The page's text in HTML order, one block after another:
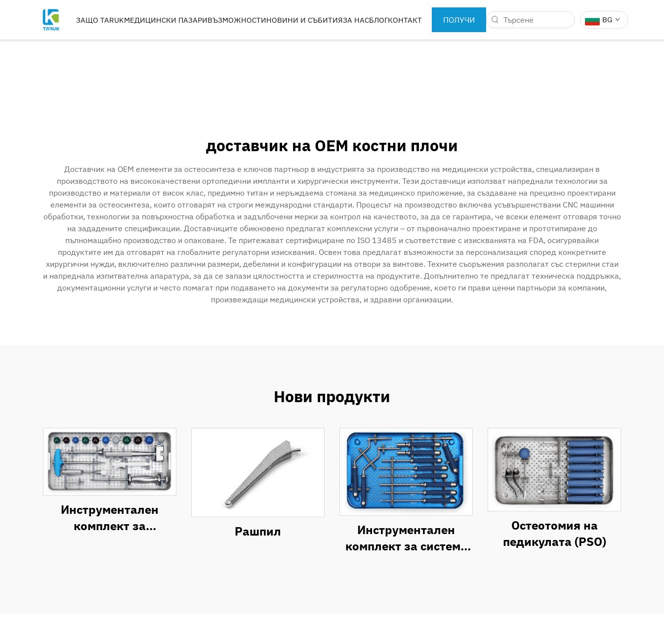
ЗАЩО TARUKМЕДИЦИНСКИ ПАЗАРИ
ИМПЛАНТИ МАШИННИ КУТИИ И ПЛОТОВЕ
ВЪЗМОЖНОСТИНОВИНИ И СЪБИТИЯЗА НАСБЛОГКОНТАКТ ПОЛУЧИ BG
доставчик на OEM костни плочи
Доставчик на OEM елементи за остеосинтеза е ключов партньор в индустрията за производство на медицински устройства, специализиран в
производството на висококачествени ортопедични импланти и хирургически инструменти. Тези доставчици използват напреднали технологии за
производство и материали от висок клас, предимно титан и неръждаема стомана за медицинско приложение, за създаване на прецизно проектирани
елементи за остеосинтеза, които отговарят на строги международни стандарти. Процесът на производство включва усъвършенствани CNC машинни
обработки, технологии за повърхностна обработка и задълбочени мерки за контрол на качеството, за да се гарантира, че всеки елемент отговаря точно
на зададените спецификации. Доставчиците обикновено предлагат комплексни услуги – от първоначално проектиране и прототипиране до
пълномащабно производство и опаковане. Те притежават сертифициране по ISO 13485 и съответствие с изискванията на FDA, осигурявайки
продуктите им да отговарят на глобалните регулаторни изисквания. Освен това предлагат възможности за персонализация според конкретните
хирургични нужди, включително различни размери, дебелини и конфигурации на отвори за винтове. Техните съоръжения разполагат със стерилни стаи
и напреднала изпитвателна апаратура, за да се запази цялостността и стерилността на продуктите. Допълнително те предлагат техническа поддръжка,
документационни услуги и често помагат при подаването на документи за регулаторно одобрение, което ги прави ценни партньори за компании,
произвеждащи медицински устройства, и здравни организации.
Нови продукти
Инструментален
комплект за
Рашпил
Инструментален
комплект за система
Остеотомия на
педикулата (PSO)